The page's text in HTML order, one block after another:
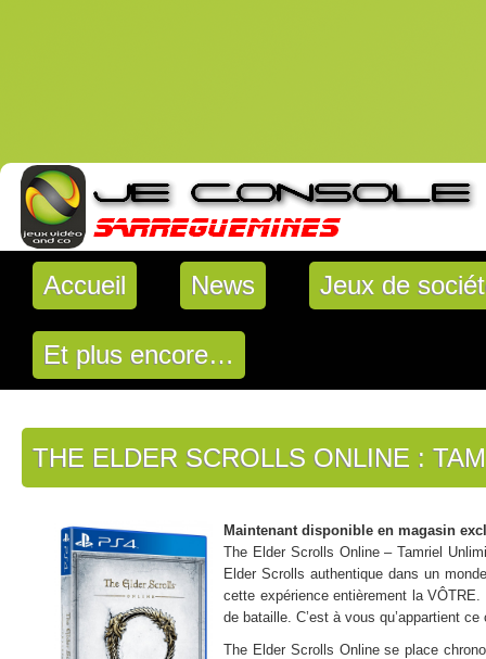
Accueil News Jeux de
Et plus encore…
THE ELDER SCROLLS ONLINE :
Maintenant disponible en magasin
The Elder Scrolls Online – Tamriel
Elder Scrolls authentique dans un
cette expérience entièrement la
de bataille. C’est à vous qu’appartient ce
The Elder Scrolls Online se place